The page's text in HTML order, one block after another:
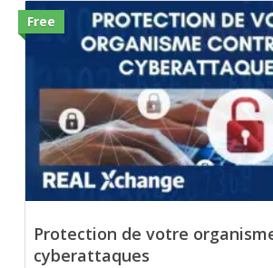
Free
Protection de votre
cyberattaques